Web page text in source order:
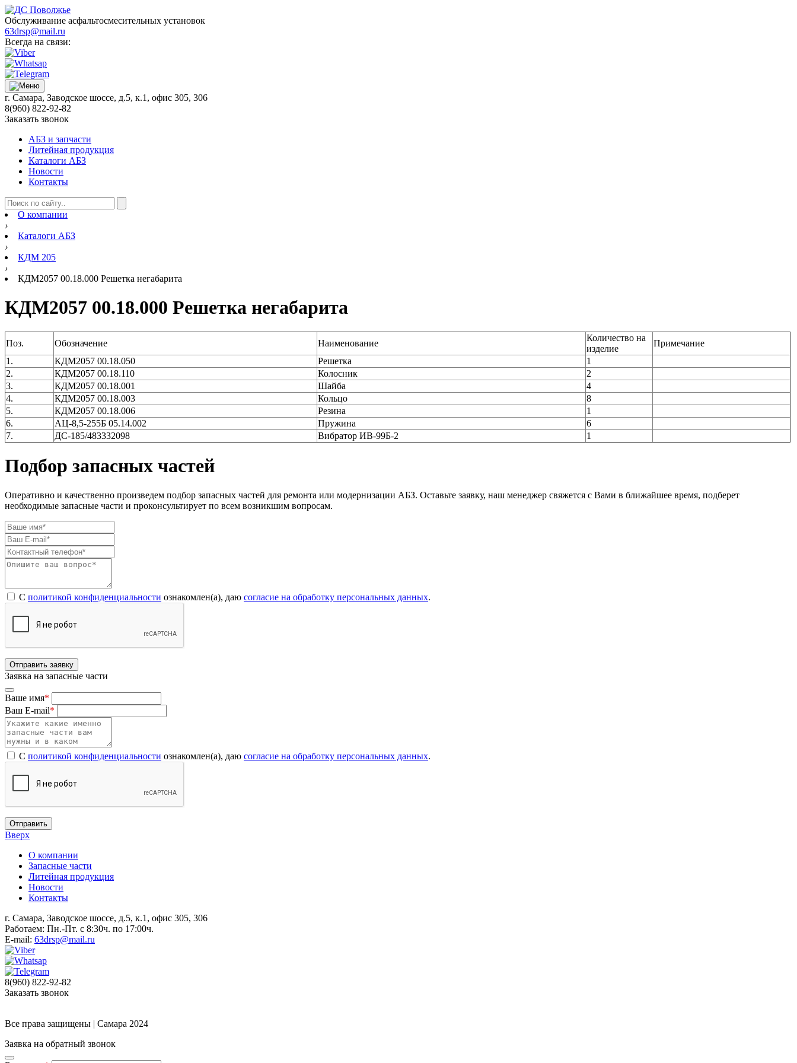
Обслуживание асфальтосмесительных установок
63drsp@mail.ru
Всегда на связи:
г. Самара, Заводское шоссе, д.5, к.1, офис 305, 306
8(960) 822-92-82
Заказать звонок
АБЗ и запчасти
Литейная продукция
Каталоги АБЗ
Новости
Контакты
О компании
›
Каталоги АБЗ
›
КДМ 205
›
КДМ2057 00.18.000 Решетка негабарита
КДМ2057 00.18.000 Решетка негабарита
Поз. Обозначение Наименование
Количество на
изделие
Примечание
1.
КДМ2057 00.18.050 Решетка
1
2.
КДМ2057 00.18.110 Колосник
2
3.
КДМ2057 00.18.001 Шайба
4
4.
КДМ2057 00.18.003 Кольцо
8
5.
КДМ2057 00.18.006 Резина
1
6.
АЦ-8,5-255Б 05.14.002 Пружина
6
7.
ДС-185/483332098 Вибратор ИВ-99Б-2 1
Подбор запасных частей
Оперативно и качественно произведем подбор запасных частей для ремонта или модернизации АБЗ. Оставьте заявку, наш менеджер свяжется с Вами в ближайшее время, подберет
необходимые запасные части и проконсультирует по всем возникшим вопросам.
С политикой конфиденциальности ознакомлен(а), даю согласие на обработку персональных данных.
Отправить заявку
Заявка на запасные части
Ваше имя*
Ваш E-mail*
С политикой конфиденциальности ознакомлен(а), даю согласие на обработку персональных данных.
Отправить
Вверх
О компании
Запасные части
Литейная продукция
Новости
Контакты
г. Самара, Заводское шоссе, д.5, к.1, офис 305, 306
Работаем: Пн.-Пт. с 8:30ч. по 17:00ч.
E-mail: 63drsp@mail.ru
8(960) 822-92-82
Заказать звонок
Все права защищены | Самара 2024
Заявка на обратный звонок